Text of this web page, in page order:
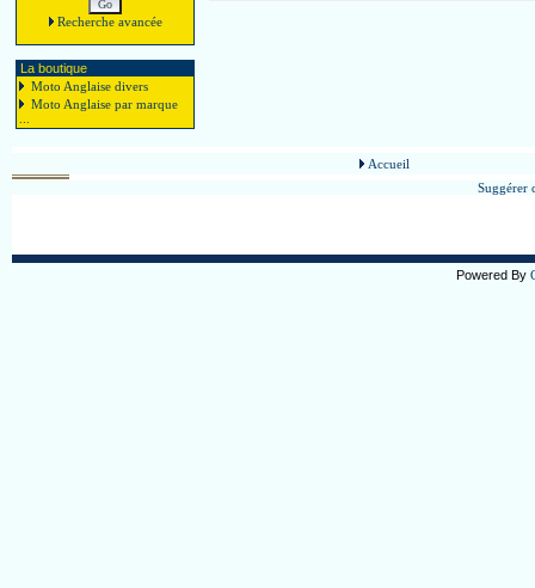
Recherche avancée
La boutique
Moto Anglaise divers
Moto Anglaise par marque
Accueil
Suggérer
Powered By